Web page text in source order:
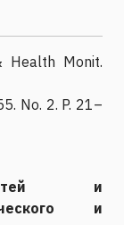
Health Monit.
No. 2. P. 21–
и
и